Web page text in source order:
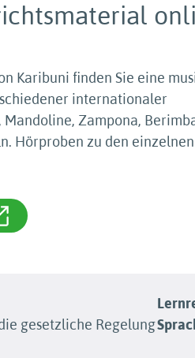
Karibuni finden Sie eine
internationaler
Zampona,
Hörproben zu den
gesetzliche Regelung